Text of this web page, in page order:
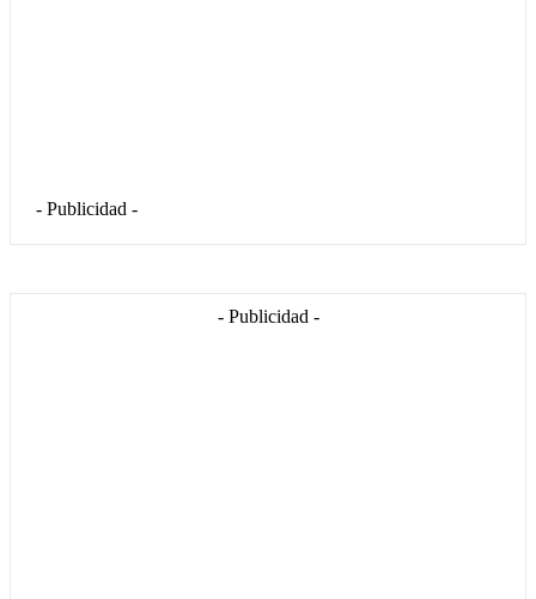
- Publicidad -
- Publicidad -